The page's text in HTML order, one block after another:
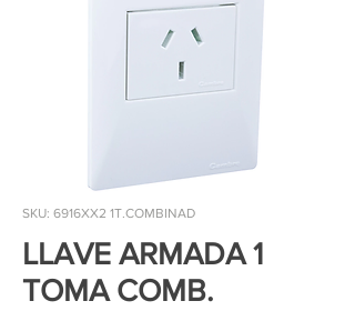
SKU: 6916XX2 1T.COMBINAD
LLAVE ARMADA 1
TOMA COMB.